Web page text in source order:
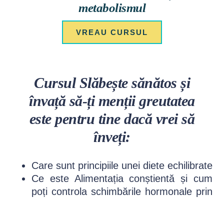
metabolismul
VREAU CURSUL
Cursul Slăbește sănătos și
învață să-ți menții greutatea
este pentru tine dacă vrei să
înveți:
Care sunt principiile unei diete echilibrate
Ce este Alimentația conștientă și cum
poți controla schimbările hormonale prin